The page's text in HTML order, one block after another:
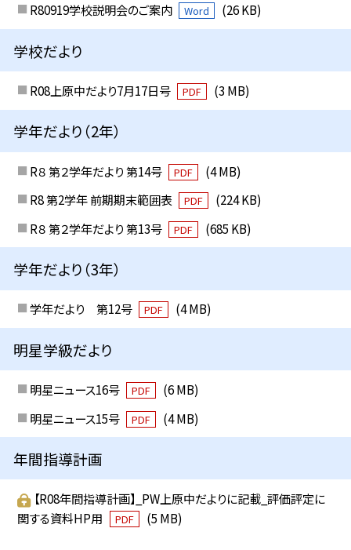
R80919学校説明会のご案内
Word (26 KB)
学校だより
R08上原中だより7月17日号 PDF (3 MB)
学年だより（2年）
R８ 第２学年だより 第14号 PDF
(4 MB)
R8 第2学年 前期期末範囲表
PDF
(224 KB)
R８ 第２学年だより 第13号
PDF (685 KB)
学年だより（3年）
学年だより 第12号 PDF (4 MB)
明星学級だより
明星ニュース16号 PDF
(6 MB)
明星ニュース15号
PDF (4 MB)
年間指導計画
【R08年間指導計画】_PW上原中だよりに記載_評価評定に
関する資料HP用
PDF (5 MB)